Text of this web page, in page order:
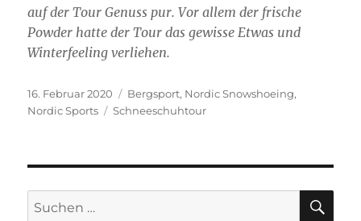
auf der Tour Genuss pur. Vor allem der frische
Powder hatte der Tour das gewisse Etwas und
Winterfeeling verliehen.
Veröffentlicht
am
16. Februar 2020 Kategorien
Bergsport, Nordic Snowshoeing,
Nordic Sports
Schlagwörter
Schneeschuhtour
Suchen